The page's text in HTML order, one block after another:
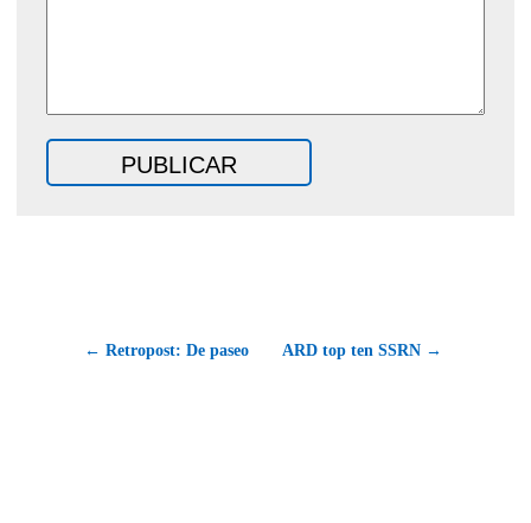
← Retropost: De paseo ARD top ten SSRN →